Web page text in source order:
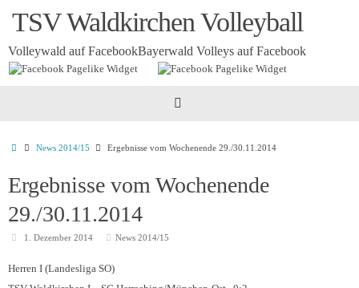
InhaltTSV Waldkirchen Volleyball
Volleywald auf FacebookBayerwald Volleys auf Facebook
Startseite
News 2014/15 Ergebnisse vom Wochenende 29./30.11.2014
Ergebnisse vom Wochenende
29./30.11.2014
1. Dezember 2014 News 2014/15
Herren I (Landesliga SO)